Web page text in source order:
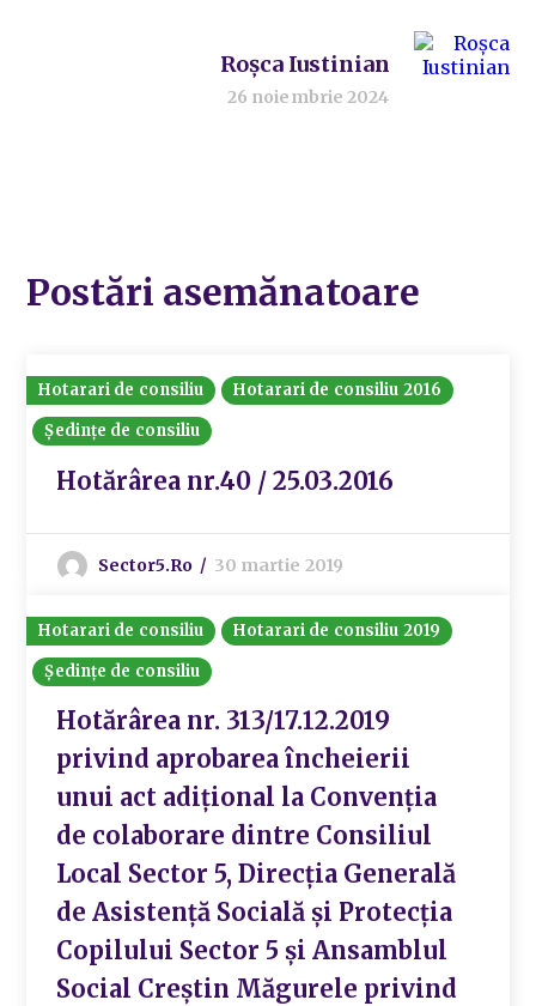
Roșca Iustinian
26 noiembrie 2024
Postări asemănatoare
Hotarari de consiliu
Hotarari de consiliu 2016
Ședințe de consiliu
Hotărârea nr.40 / 25.03.2016
Sector5.ro 30 martie 2019
Hotarari de consiliu
Hotarari de consiliu 2019
Ședințe de consiliu
Hotărârea nr. 313/17.12.2019
privind aprobarea încheierii
unui act adițional la Convenția
de colaborare dintre Consiliul
Local Sector 5, Direcția Generală
de Asistență Socială și Protecția
Copilului Sector 5 și Ansamblul
Social Creștin Măgurele privind